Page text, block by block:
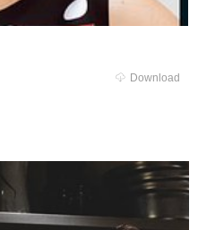
Download